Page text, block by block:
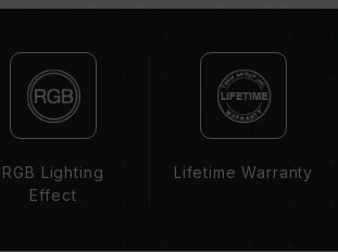
XMP 2.0（Intel）を有効にしない
はSPDのデフォルト周波数（
作し、例えばDDR4-2133/2400（
下）となります。これは正常な動
XMP 2.0は手動で有効にする必要
マザーボードでは、指定された周
RGB Lighting
Effect
Lifetime Warranty